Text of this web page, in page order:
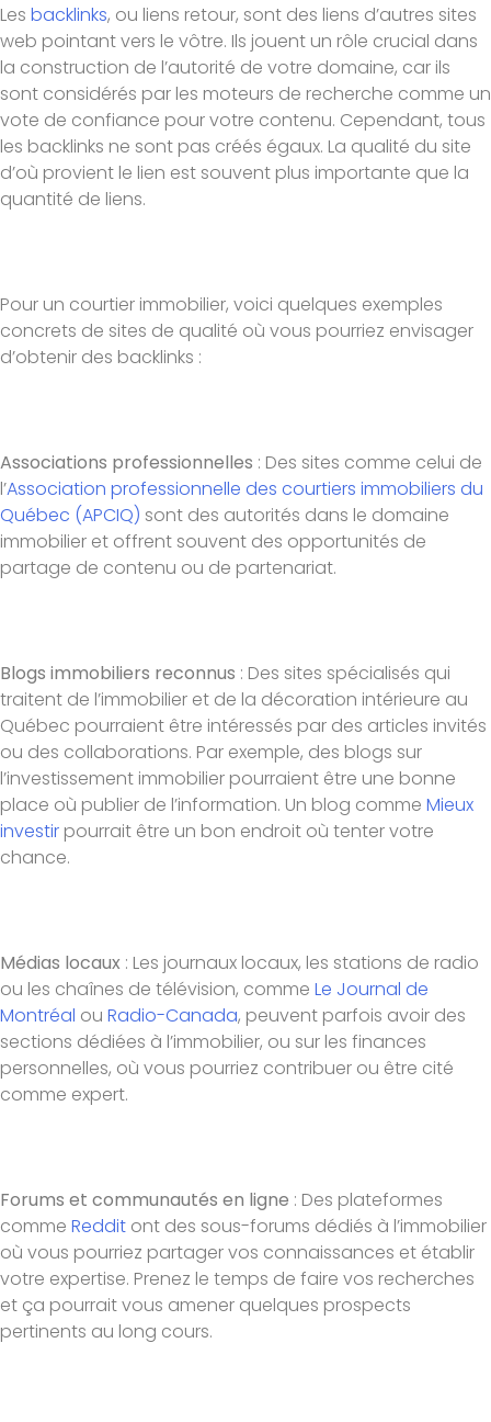
Les backlinks, ou liens retour, sont des liens d’autres sites
web pointant vers le vôtre. Ils jouent un rôle crucial dans
la construction de l’autorité de votre domaine, car ils
sont considérés par les moteurs de recherche comme un
vote de confiance pour votre contenu. Cependant, tous
les backlinks ne sont pas créés égaux. La qualité du site
d’où provient le lien est souvent plus importante que la
quantité de liens.
Pour un courtier immobilier, voici quelques exemples
concrets de sites de qualité où vous pourriez envisager
d’obtenir des backlinks :
Associations professionnelles : Des sites comme celui de
l’Association professionnelle des courtiers immobiliers du
Québec (APCIQ) sont des autorités dans le domaine
immobilier et offrent souvent des opportunités de
partage de contenu ou de partenariat.
Blogs immobiliers reconnus : Des sites spécialisés qui
traitent de l’immobilier et de la décoration intérieure au
Québec pourraient être intéressés par des articles invités
ou des collaborations. Par exemple, des blogs sur
l’investissement immobilier pourraient être une bonne
place où publier de l’information. Un blog comme Mieux
investir pourrait être un bon endroit où tenter votre
chance.
Médias locaux : Les journaux locaux, les stations de radio
ou les chaînes de télévision, comme Le Journal de
Montréal ou Radio-Canada, peuvent parfois avoir des
sections dédiées à l’immobilier, ou sur les finances
personnelles, où vous pourriez contribuer ou être cité
comme expert.
Forums et communautés en ligne : Des plateformes
comme Reddit ont des sous-forums dédiés à l’immobilier
où vous pourriez partager vos connaissances et établir
votre expertise. Prenez le temps de faire vos recherches
et ça pourrait vous amener quelques prospects
pertinents au long cours.